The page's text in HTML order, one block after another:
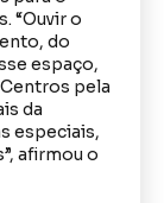
“Ouvir o
do
espaço,
pela
da
especiais,
afirmou o